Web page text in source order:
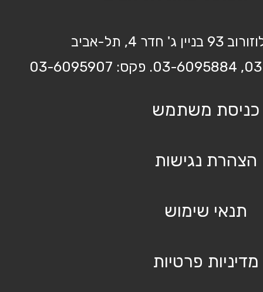
ג' חדר 4, תל-אביב
כניסת משתמש
הצהרת נגישות
תנאי שימוש
מדיניות פרטיות